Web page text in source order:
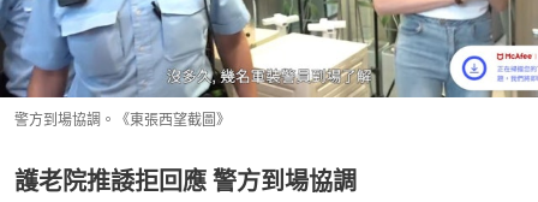
警方到場協調。《東張西望截圖》
護老院推諉拒回應 警方到場協調